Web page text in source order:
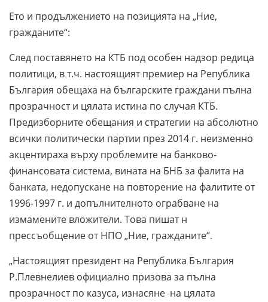
Ето и продължението на позицията на „Ние,
гражданите“:
След поставянето на КТБ под особен надзор редица
политици, в т.ч. настоящият премиер на Република
България обещаха на българските граждани пълна
прозрачност и цялата истина по случая КТБ.
Предизборните обещания и стратегии на абсолютно
всички политически партии през 2014 г. неизменно
акцентираха върху проблемите на банково-
финансовата система, вината на БНБ за фалита на
банката, недопускане на повторение на фалитите от
1996-1997 г. и допълнителното ограбване на
измамените вложители. Това пишат н
прессъобщение от НПО „Ние, гражданите“.
„Настоящият президент на Република България
Р.Плевнелиев официално призова за пълна
прозрачност по казуса, изнасяне на цялата